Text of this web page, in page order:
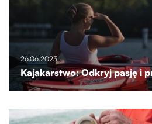
26.06.2023
Kajakarstwo: Odkryj pasję i